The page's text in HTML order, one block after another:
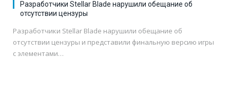
Разработчики Stellar Blade нарушили обещание об
отсутствии цензуры
Разработчики Stellar Blade нарушили обещание об
отсутствии цензуры и представили финальную версию игры
с элементами…